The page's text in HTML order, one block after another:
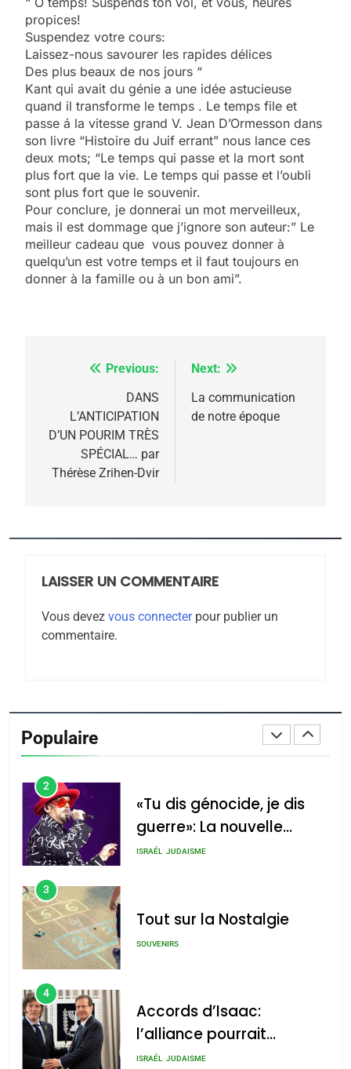
propices!
Suspendez votre cours:
Laissez-nous savourer les rapides délices
Des plus beaux de nos jours “
Kant qui avait du génie a une idée astucieuse
quand il transforme le temps . Le temps file et
passe á la vitesse grand V. Jean D’Ormesson dans
son livre “Histoire du Juif errant” nous lance ces
deux mots; “Le temps qui passe et la mort sont
plus fort que la vie. Le temps qui passe et l’oubli
sont plus fort que le souvenir.
Pour conclure, je donnerai un mot merveilleux,
mais il est dommage que j’ignore son auteur:” Le
meilleur cadeau que vous pouvez donner à
quelqu’un est votre temps et il faut toujours en
donner à la famille ou à un bon ami”.
Navigation
l’article
Previous:
DANS
L’ANTICIPATION
D’UN POURIM TRÈS
SPÉCIAL… par
Thérèse Zrihen-Dvir
Next:
La communication
de notre époque
LAISSER UN COMMENTAIRE
Vous devez vous connecterpour publier un
commentaire.
Populaire
5
2025, l’année la plus
l’antisémitisme
FIÈRE, DIGNE ET RÉSILIENTE :
POURQUOI JE REVENDIQUE
MA JUDAÏTE par Thérèse
Zrihen-Dvir
ISRAÉL
JUDAISME
8
Tafraout, le miel de Tadla
2
«Tu dis génocide, je dis
guerre»: La nouvelle
chanson de Boy George
ISRAÉL JUDAISME
3
Tout sur la Nostalgie
SOUVENIRS
4
Accords d’Isaac:
l’alliance pourrait
s’étendre à 13 pays
ISRAÉL JUDAISME